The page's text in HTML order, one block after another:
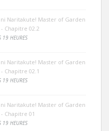
Naritakute! Master of Garden
Chapitre 02.2
19 HEURES
Naritakute! Master of Garden
Chapitre 02.1
19 HEURES
Naritakute! Master of Garden
Chapitre 01
19 HEURES